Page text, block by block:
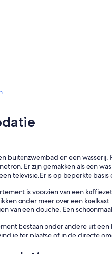
buitenzwembad en een
Er zijn gemakken als een
televisie.Er is op beperkte basis
is voorzien van een
onder meer over een
van een douche. Een
bestaan onder andere uit
je ter plaatse of in de directe